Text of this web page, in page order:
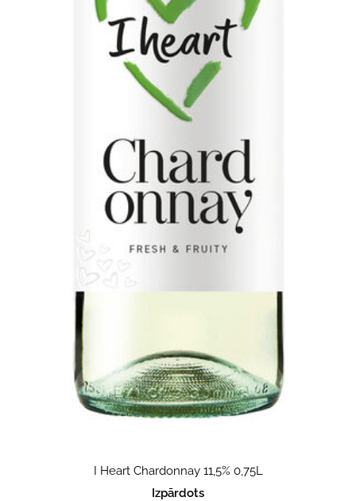
I Heart Chardonnay 11,5% 0,75L
Izpārdots